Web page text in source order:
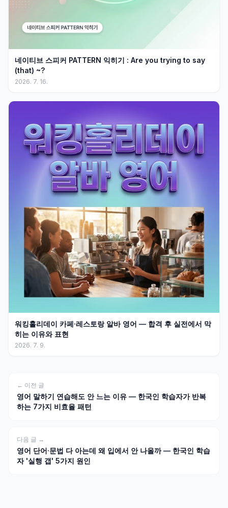
네이티브 스피커 PATTERN 익히기 : Are you trying to say
(that) ~?
2026. 7. 16.
워킹홀리데이 카페·레스토랑 알바 영어 — 합격 후 실전에서 막
히는 이유와 표현
2026. 7. 9.
← 이전 글
영어 말하기 연습해도 안 느는 이유 — 한국인 학습자가 반복
하는 7가지 비효율 패턴
다음 글 →
영어 단어·문법 다 아는데 왜 입에서 안 나올까 — 한국인 학습
자 '실행 갭' 5가지 원인